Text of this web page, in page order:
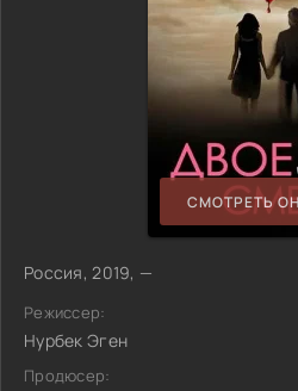
СМОТРЕТЬ
Россия, 2019, —
Режиссер:
Нурбек Эген
Продюсер: